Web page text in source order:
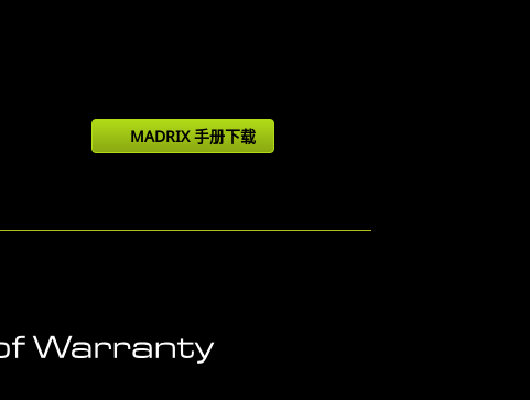
MADRIX 手册下载